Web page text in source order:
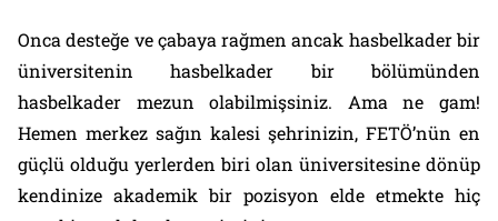
Onca desteğe ve çabaya rağmen ancak hasbelkader bir
üniversitenin hasbelkader bir bölümünden
hasbelkader mezun olabilmişsiniz. Ama ne gam!
Hemen merkez sağın kalesi şehrinizin, FETÖ’nün en
güçlü olduğu yerlerden biri olan üniversitesine dönüp
kendinize akademik bir pozisyon elde etmekte hiç